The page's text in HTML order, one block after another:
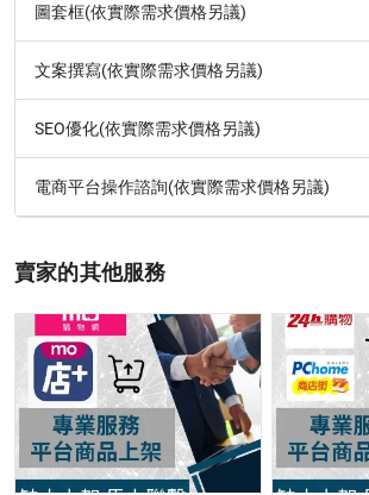
圖套框(依實際需求價格另議)
文案撰寫(依實際需求價格另議)
SEO優化(依實際需求價格另議)
電商平台操作諮詢(依實際需求價格另議)
賣家的其他服務